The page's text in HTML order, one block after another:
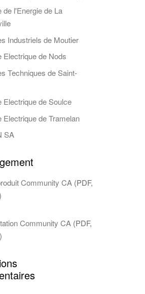
de l'Energie de La
Industriels de Moutier
Electrique de Nods
Techniques de Saint-
Electrique de Soulce
Electrique de Tramelan
SA
Community CA (PDF,
Community CA (PDF,